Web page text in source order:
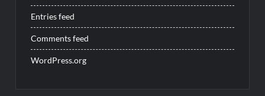
Entries feed
Comments feed
WordPress.org